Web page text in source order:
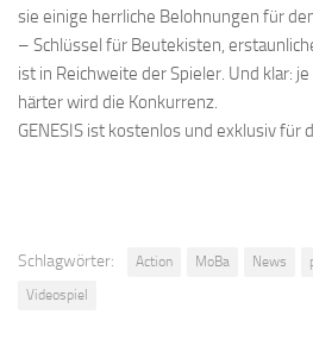
sie einige herrliche Belohnungen für
– Schlüssel für Beutekisten,
ist in Reichweite der Spieler. Und klar:
härter wird die Konkurrenz.
GENESIS ist kostenlos und exklusiv für
Schlagwörter: Action MoBa News
Videospiel